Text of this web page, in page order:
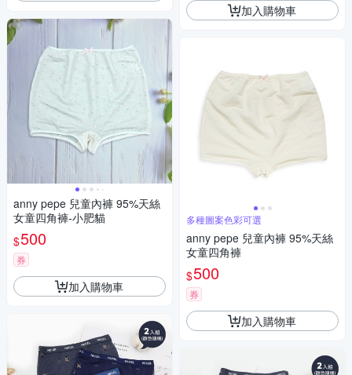
anny pepe 兒童內褲 95%天絲
女童四角褲-小肥貓
$500
券
加入購物車
加入購物車
多種圖案色彩可選
anny pepe 兒童內褲 95%天絲
女童四角褲
$500
券
加入購物車